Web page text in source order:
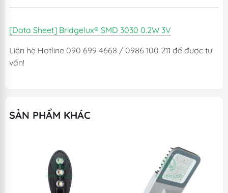
[Data Sheet] Bridgelux® SMD 3030 0.2W 3V
Liên hệ Hotline 090 699 4668 / 0986 100 211 để được tư
vấn!
SẢN PHẨM KHÁC